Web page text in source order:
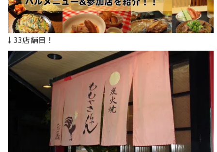
↓33店舗目！